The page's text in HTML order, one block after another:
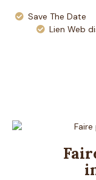
Save The Date
Lien Web